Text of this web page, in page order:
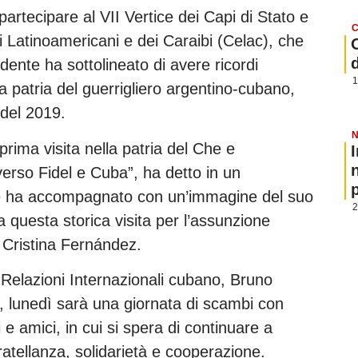
al VII Vertice dei Capi di Stato e
e dei Caraibi (Celac), che
ha sottolineato di avere ricordi
patria del guerrigliero argentino-cubano,
2019.
visita nella patria del Che e
Fidel e Cuba”, ha detto in un
accompagnato con un’immagine del suo
storica visita per l’assunzione
Fernández.
Internazionali cubano, Bruno
sarà una giornata di scambi con
amici, in cui si spera di continuare a
solidarietà e cooperazione.